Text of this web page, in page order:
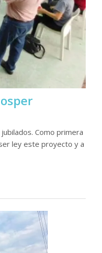
Como primera
ley este proyecto y a